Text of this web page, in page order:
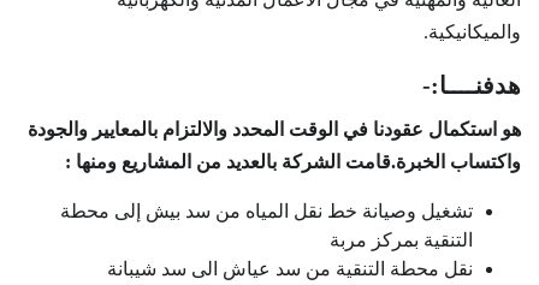
والميكانيكية.
هدفنــــا:-
هو استكمال عقودنا في الوقت المحدد والالتزام بالمعايير والجودة
واكتساب الخبرة.قامت الشركة بالعديد من المشاريع ومنها :
تشغيل وصيانة خط نقل المياه من سد بيش إلى محطة
التنقية بمركز مربة
نقل محطة التنقية من سد عياش الى سد شيبانة